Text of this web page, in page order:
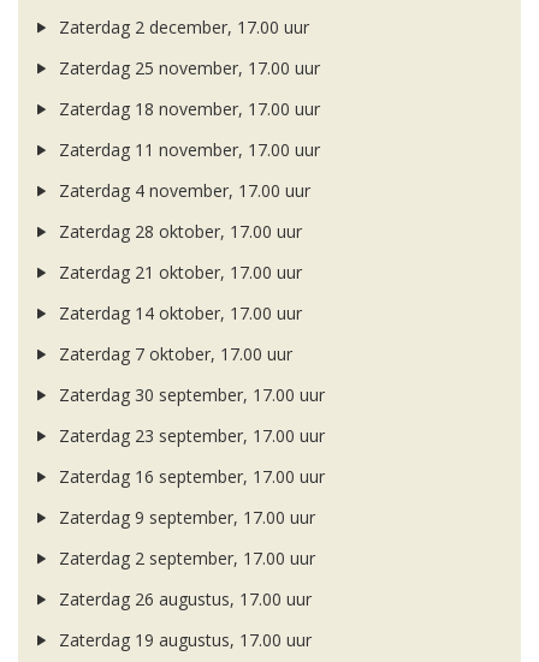
Zaterdag 2 december, 17.00 uur
Zaterdag 25 november, 17.00 uur
Zaterdag 18 november, 17.00 uur
Zaterdag 11 november, 17.00 uur
Zaterdag 4 november, 17.00 uur
Zaterdag 28 oktober, 17.00 uur
Zaterdag 21 oktober, 17.00 uur
Zaterdag 14 oktober, 17.00 uur
Zaterdag 7 oktober, 17.00 uur
Zaterdag 30 september, 17.00 uur
Zaterdag 23 september, 17.00 uur
Zaterdag 16 september, 17.00 uur
Zaterdag 9 september, 17.00 uur
Zaterdag 2 september, 17.00 uur
Zaterdag 26 augustus, 17.00 uur
Zaterdag 19 augustus, 17.00 uur